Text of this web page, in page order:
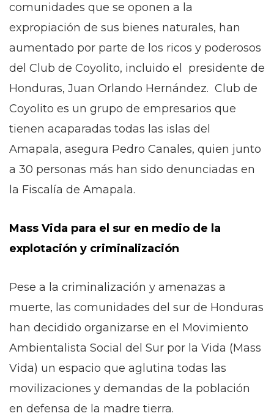
comunidades que se oponen a la
expropiación de sus bienes naturales, han
aumentado por parte de los ricos y poderosos
del Club de Coyolito, incluido el presidente de
Honduras, Juan Orlando Hernández. Club de
Coyolito es un grupo de empresarios que
tienen acaparadas todas las islas del
Amapala, asegura Pedro Canales, quien junto
a 30 personas más han sido denunciadas en
la Fiscalía de Amapala.
Mass Vida para el sur en medio de la
explotación y criminalización
Pese a la criminalización y amenazas a
muerte, las comunidades del sur de Honduras
han decidido organizarse en el Movimiento
Ambientalista Social del Sur por la Vida (Mass
Vida) un espacio que aglutina todas las
movilizaciones y demandas de la población
en defensa de la madre tierra.